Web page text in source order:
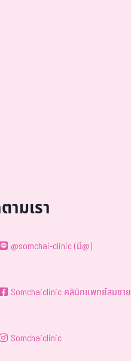
ามเรา
@somchai-clinic (มี@)
Somchaiclinic คลินิกแพทย์สมชาย
Somchaiclinic